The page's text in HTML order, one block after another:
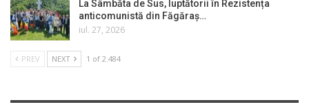
La Sâmbăta de Sus, luptătorii în Rezistența
anticomunistă din Făgăraș…
iul. 27, 2026
PREV NEXT 1 of 2.484